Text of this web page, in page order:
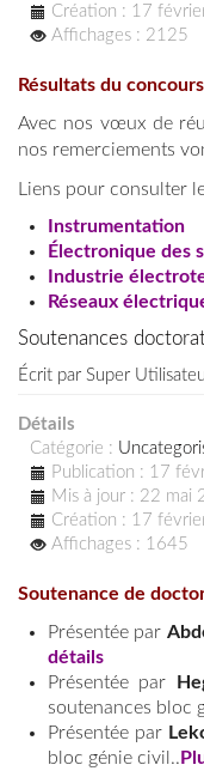
Création : 17
Affichages : 2125
Résultats du
Avec nos vœux de
nos remerciements
Liens pour consulter
Instrumentation
Électronique des
Industrie
Réseaux
Soutenances
Écrit par Super
Détails
Catégorie :
Publication : 17
Mis à jour : 22 mai
Création : 17
Affichages : 1645
Soutenance de
Présentée par
détails
Présentée par
soutenances bloc
Présentée par
bloc génie civil..